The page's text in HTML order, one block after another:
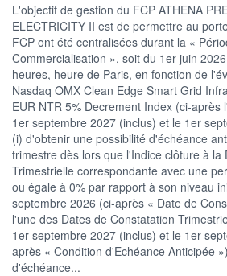
21/06 14/
CATÉGORIE MORNINGSTAR
Fonds à Capital Protégé
FONDS PARTENAIRES
TARIFS PRIVILÉGIÉS 0%
ÉLIGIBILITÉ
PEA PEA-PME BOURSOVIE LUX
CTO BUSINESS
Non éligible Boursobank
L'objectif de gestion du FCP ATHENA
ELECTRICITY II est de permettre au
FCP ont été centralisées durant la «
Commercialisation », soit du 1er juin
heures, heure de Paris, en fonction de
Nasdaq OMX Clean Edge Smart Grid
EUR NTR 5% Decrement Index (ci-après
1er septembre 2027 (inclus) et le 1er
(i) d'obtenir une possibilité d'échéance
trimestre dès lors que l'Indice clôture à la
Trimestrielle correspondante avec une
ou égale à 0% par rapport à son niveau
septembre 2026 (ci-après « Date de
l'une des Dates de Constatation
1er septembre 2027 (inclus) et le 1er
après « Condition d'Echéance Anticipée
d'échéance...